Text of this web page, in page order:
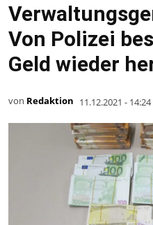
Von Polizei
Geld wieder
von Redaktion 11.12.2021 - 14:24